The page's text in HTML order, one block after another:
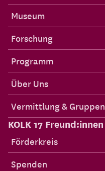
Museum
Forschung
Programm
Über Uns
Vermittlung & Gruppen
KOLK 17 Freund:innen
Förderkreis
Spenden